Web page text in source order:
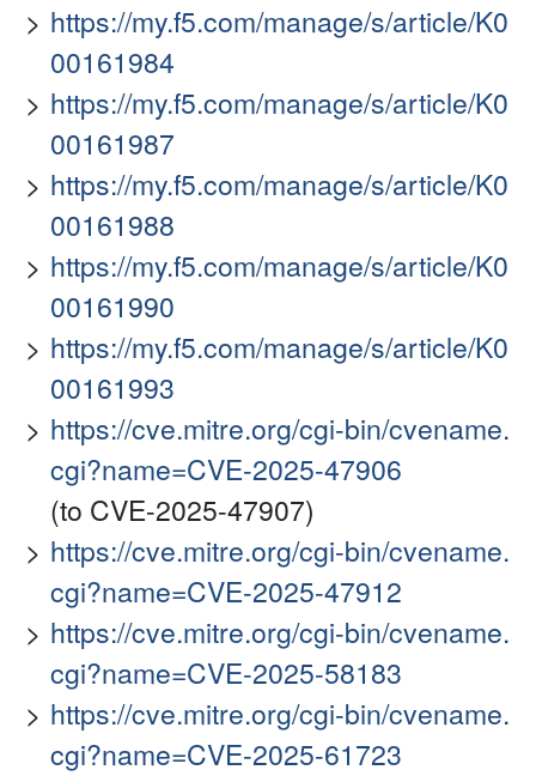
https://my.f5.com/manage/s/article/K0
00161984
https://my.f5.com/manage/s/article/K0
00161987
https://my.f5.com/manage/s/article/K0
00161988
https://my.f5.com/manage/s/article/K0
00161990
https://my.f5.com/manage/s/article/K0
00161993
https://cve.mitre.org/cgi-bin/cvename.
cgi?name=CVE-2025-47906
(to CVE-2025-47907)
https://cve.mitre.org/cgi-bin/cvename.
cgi?name=CVE-2025-47912
https://cve.mitre.org/cgi-bin/cvename.
cgi?name=CVE-2025-58183
https://cve.mitre.org/cgi-bin/cvename.
cgi?name=CVE-2025-61723